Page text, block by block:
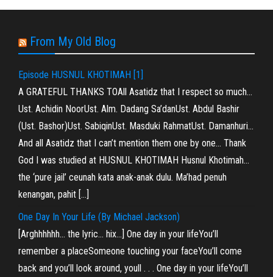
From My Old Blog
Episode HUSNUL KHOTIMAH [1]
A GRATEFUL THANKS TOAll Asatidz that I respect so much…
Ust. Achidin NoorUst. Alm. Dadang Sa’danUst. Abdul Bashir
(Ust. Bashor)Ust. SabiqinUst. Masduki RahmatUst. Damanhuri…
And all Asatidz that I can’t mention them one by one… Thank
God I was studied at HUSNUL KHOTIMAH Husnul Khotimah…
the ‘pure jail’ ceunah kata anak-anak dulu. Ma’had penuh
kenangan, pahit […]
One Day In Your Life (By Michael Jackson)
[Arghhhhhh… the lyric… hix…] One day in your lifeYou’ll
remember a placeSomeone touching your faceYou’ll come
back and you’ll look around, youll . . . One day in your lifeYou’ll